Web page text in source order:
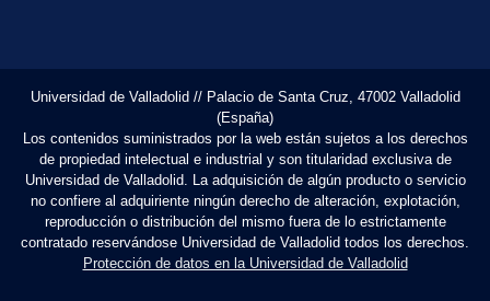
Universidad de Valladolid // Palacio de Santa Cruz, 47002 Valladolid
(España)
Los contenidos suministrados por la web están sujetos a los derechos
de propiedad intelectual e industrial y son titularidad exclusiva de
Universidad de Valladolid. La adquisición de algún producto o servicio
no confiere al adquiriente ningún derecho de alteración, explotación,
reproducción o distribución del mismo fuera de lo estrictamente
contratado reservándose Universidad de Valladolid todos los derechos.
Protección de datos en la Universidad de Valladolid